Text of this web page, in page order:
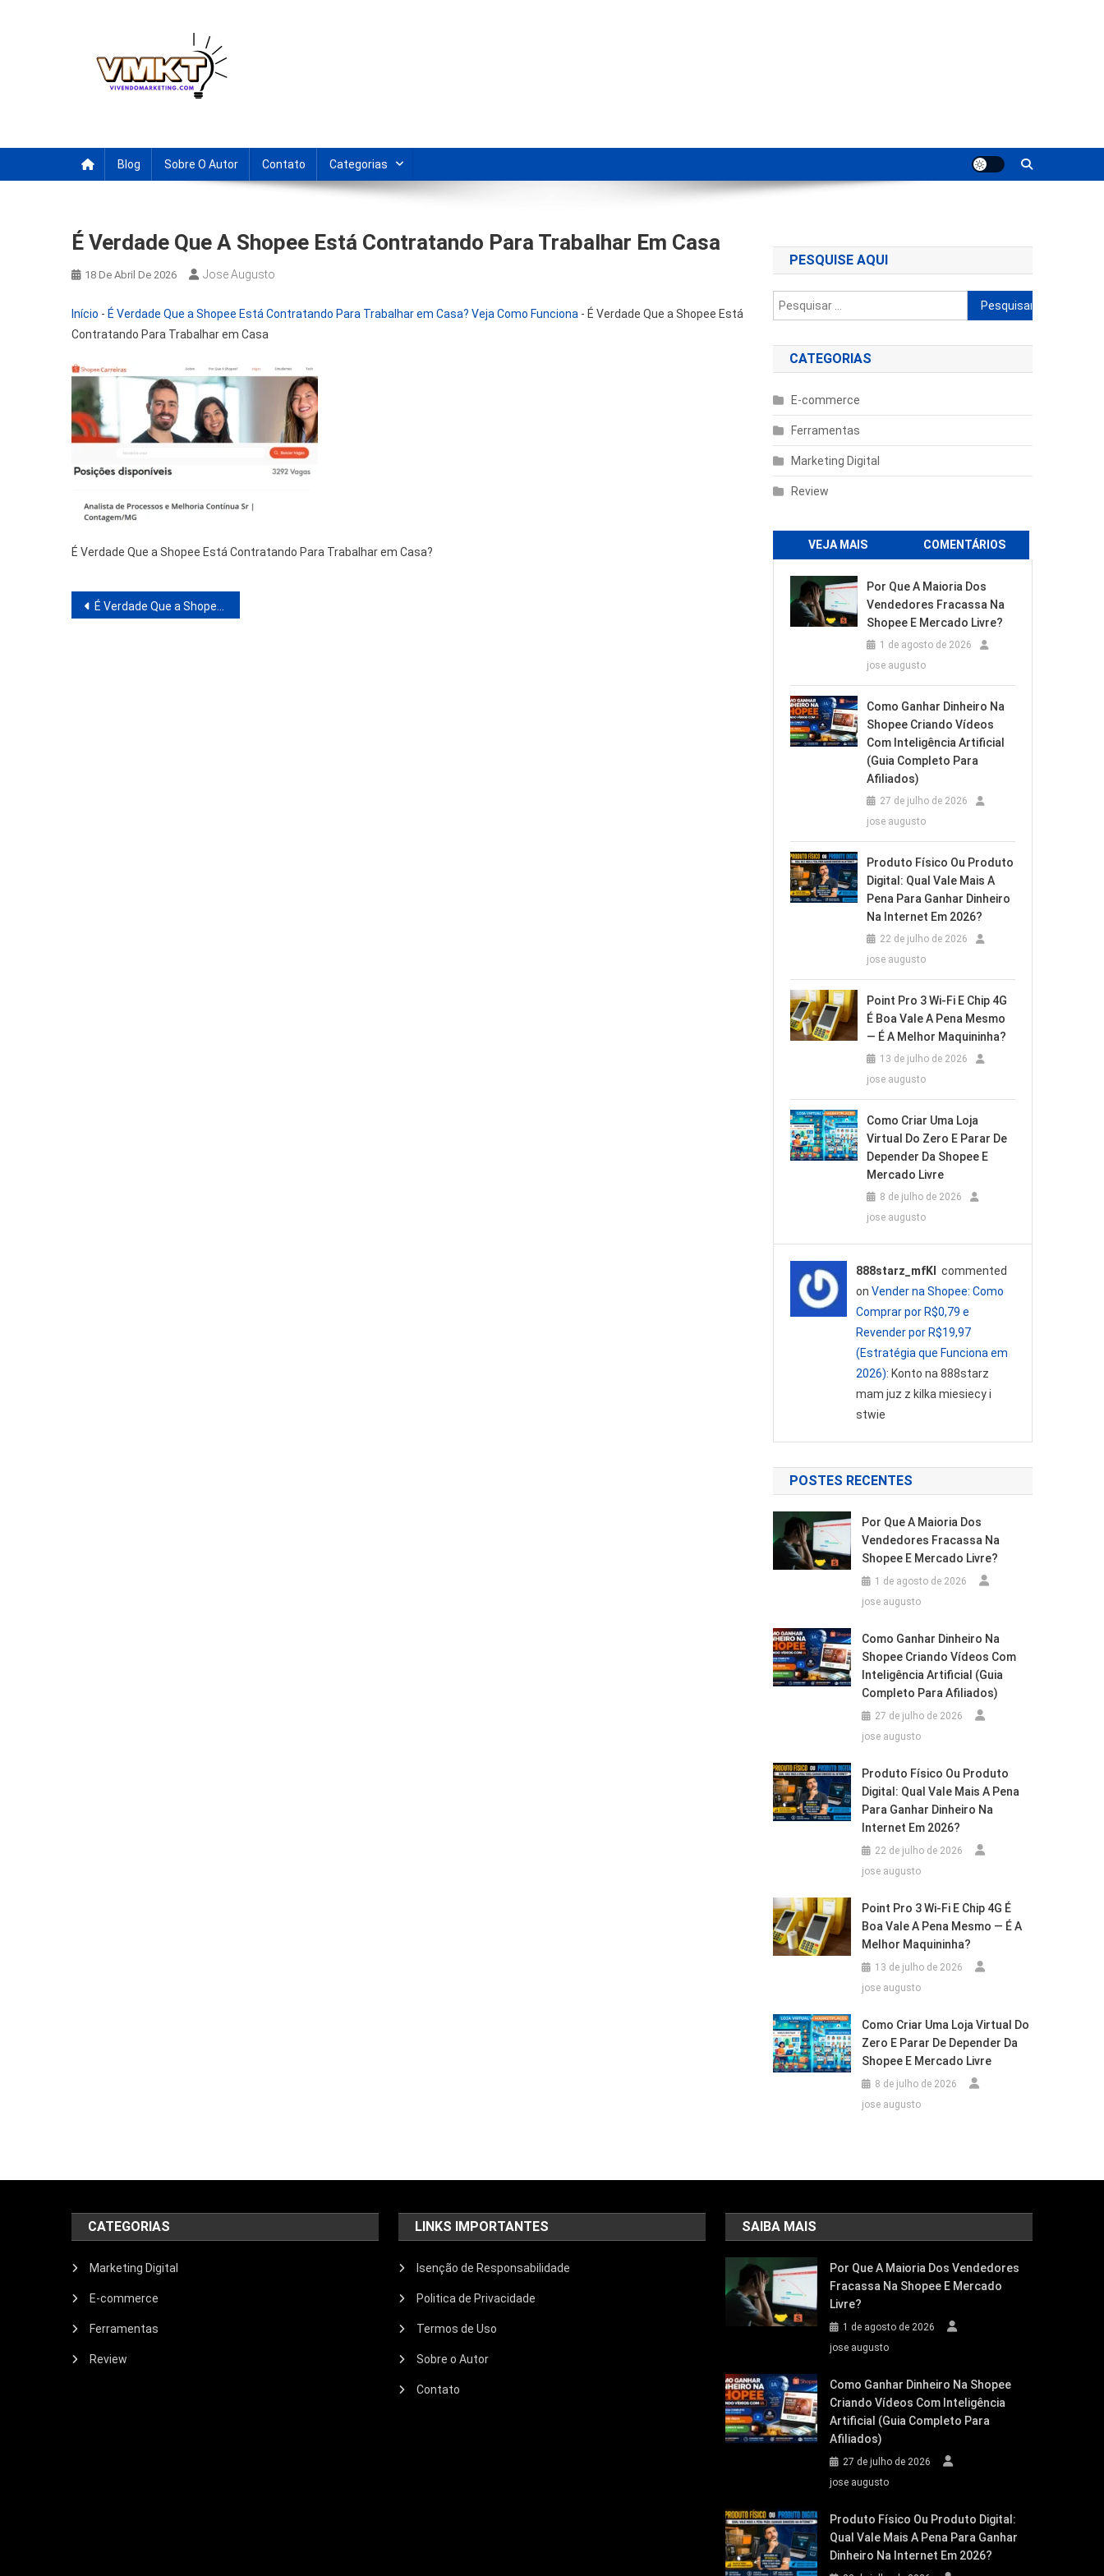
Blog Sobre O Autor Contato Categorias
É Verdade Que A Shopee Está Contratando Para Trabalhar Em Casa
18 De Abril De 2026 Jose Augusto
Início - É Verdade Que a Shopee Está Contratando Para Trabalhar em Casa? Veja Como Funciona - É Verdade Que a Shopee Está
Contratando Para Trabalhar em Casa
É Verdade Que a Shopee Está Contratando Para Trabalhar em Casa?
Navegação
É Verdade Que a Shopee Está Contratando Para Trabalhar em Casa? Veja Como Funciona
PESQUISE AQUI
Pesquisar
por:
CATEGORIAS
E-commerce
Ferramentas
Marketing Digital
Review
VEJA MAIS COMENTÁRIOS
Por Que A Maioria Dos
Vendedores Fracassa Na
Shopee E Mercado Livre?
1 de agosto de 2026
jose augusto
Como Ganhar Dinheiro Na
Shopee Criando Vídeos
Com Inteligência Artificial
(Guia Completo Para
Afiliados)
27 de julho de 2026
jose augusto
Produto Físico Ou Produto
Digital: Qual Vale Mais A
Pena Para Ganhar Dinheiro
Na Internet Em 2026?
22 de julho de 2026
jose augusto
Point Pro 3 Wi‑Fi E Chip 4G
É Boa Vale A Pena Mesmo
— É A Melhor Maquininha?
13 de julho de 2026
jose augusto
Como Criar Uma Loja
Virtual Do Zero E Parar De
Depender Da Shopee E
Mercado Livre
8 de julho de 2026
jose augusto
888starz_mfKl
commented
on Vender na Shopee: Como
Comprar por R$0,79 e
Revender por R$19,97
(Estratégia que Funciona em
2026): Konto na 888starz
mam juz z kilka miesiecy i
stwie
POSTES RECENTES
Por Que A Maioria Dos
Vendedores Fracassa Na
Shopee E Mercado Livre?
1 de agosto de 2026
jose augusto
Como Ganhar Dinheiro Na
Shopee Criando Vídeos Com
Inteligência Artificial (Guia
Completo Para Afiliados)
27 de julho de 2026
jose augusto
Produto Físico Ou Produto
Digital: Qual Vale Mais A Pena
Para Ganhar Dinheiro Na
Internet Em 2026?
22 de julho de 2026
jose augusto
Point Pro 3 Wi‑Fi E Chip 4G É
Boa Vale A Pena Mesmo — É A
Melhor Maquininha?
13 de julho de 2026
jose augusto
Como Criar Uma Loja Virtual Do
Zero E Parar De Depender Da
Shopee E Mercado Livre
8 de julho de 2026
jose augusto
CATEGORIAS
Marketing Digital
E-commerce
Ferramentas
Review
LINKS IMPORTANTES
Isenção de Responsabilidade
Politica de Privacidade
Termos de Uso
Sobre o Autor
Contato
SAIBA MAIS
Por Que A Maioria Dos Vendedores
Fracassa Na Shopee E Mercado
Livre?
1 de agosto de 2026
jose augusto
Como Ganhar Dinheiro Na Shopee
Criando Vídeos Com Inteligência
Artificial (Guia Completo Para
Afiliados)
27 de julho de 2026
jose augusto
Produto Físico Ou Produto Digital:
Qual Vale Mais A Pena Para Ganhar
Dinheiro Na Internet Em 2026?